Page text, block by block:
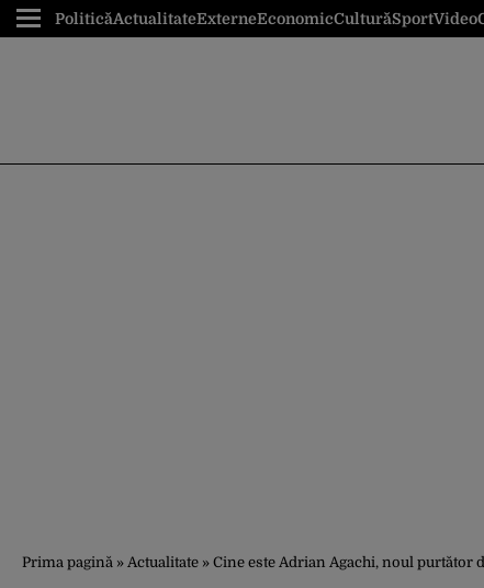
PoliticăActualitateExterneEconomicCulturăSportVideo
Prima pagină » Actualitate » Cine este Adrian Agachi, noul purtător